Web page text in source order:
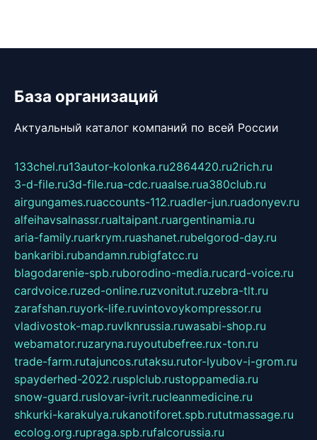
База организаций
Актуальный каталог компаний по всей России
133chel.ru13autor-kolonka.ru2864420.ru2rich.ru
3-d-file.ru3d-file.rua-cdc.ruaalse.rua380club.ru
airgungames.ruaccounts-112.ruadler-jun.ruadonyev.ru
alfeihavsalnassr.rualtaipant.ruargentinamia.ru
aria-family.ruarkrym.ruashanet.rubelgorod-day.ru
bankaribi.rubandamn.rubigfatcc.ru
blagodarenie-spb.ruborodino-media.rucard-voice.ru
cardvoice.ruzed-online.ruzvonitut.ruzebra-tlt.ru
zarafshan.ruyork-life.ruvintovoykompressor.ru
vladivostok-map.ruvlknrussia.ruwasabi-shop.ru
webamator.ruzaryna.ruyoutubefree.rux-ton.ru
trade-farm.rutajuncos.rutaksu.rutor-lyubov-i-grom.ru
spayderhed-2022.rusplclub.rustoppamedia.ru
snow-guard.ruslovar-ivrit.rucleanmedicine.ru
shkurki-karakulya.rukanotiforet.spb.rututmassage.ru
ecolog.org.rupraga.spb.rufalcorussia.ru